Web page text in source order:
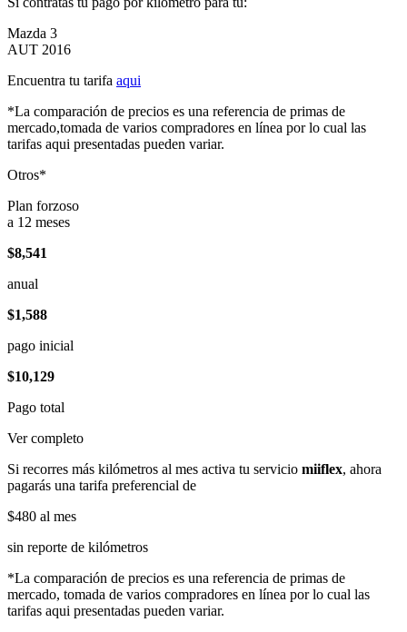
Mazda 3
AUT 2016
Encuentra tu tarifa aqui
*La comparación de precios es una referencia de primas de
mercado,tomada de varios compradores en línea por lo cual las
tarifas aqui presentadas pueden variar.
Otros*
Plan forzoso
a 12 meses
$8,541
anual
$1,588
pago inicial
$10,129
Pago total
Ver completo
Si recorres más kilómetros al mes activa tu servicio miiflex, ahora
pagarás una tarifa preferencial de
$480 al mes
sin reporte de kilómetros
*La comparación de precios es una referencia de primas de
mercado, tomada de varios compradores en línea por lo cual las
tarifas aqui presentadas pueden variar.